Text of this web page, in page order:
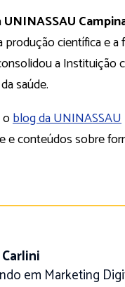
UNINASSAU
produção científica e
a
saúde.
blog da UNINASSAU
e conteúdos sobre
em Marketing